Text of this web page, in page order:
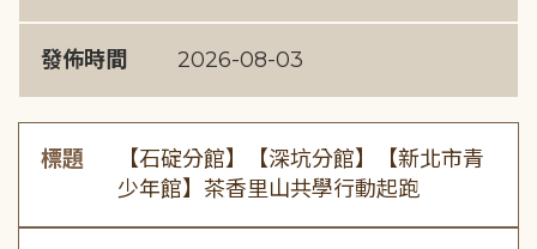
發佈時間 2026-08-03
標題
【石碇分館】【深坑分館】【新北市青
少年館】茶香里山共學行動起跑